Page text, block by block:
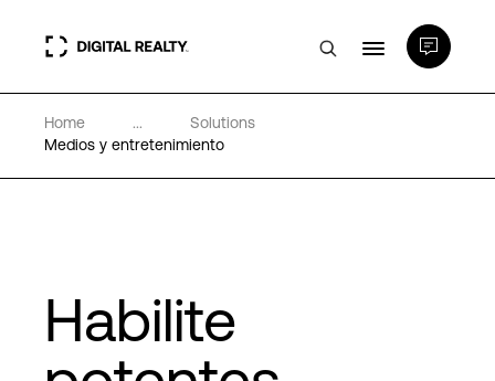
Centros de Datos
Home ...
Solutions
Medios y entretenimiento
Habilite